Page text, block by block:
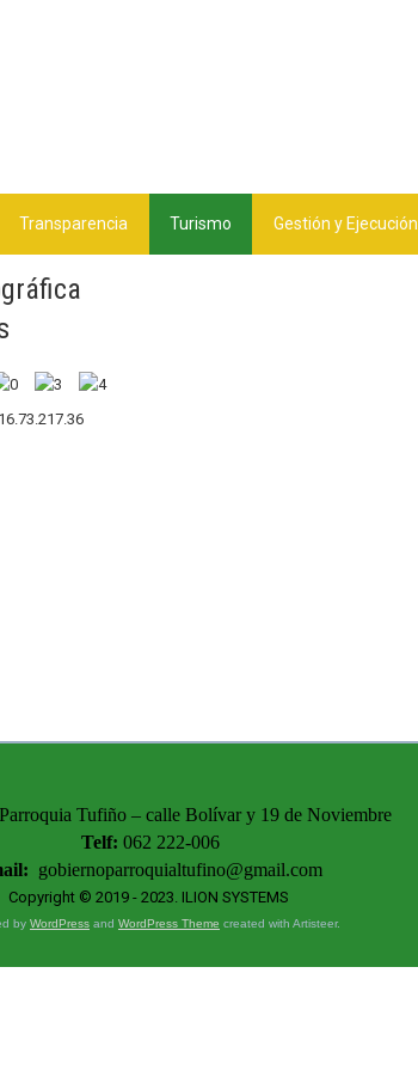
Transparencia Turismo Gestión y Ejecución
Parroquia Tufiño – calle Bolívar y 19 de Noviembre
Telf: 062 222-006
gobiernoparroquialtufino@gmail.com
Copyright © 2019 - 2023. ILION SYSTEMS
by WordPress and WordPress Theme created with Artisteer.